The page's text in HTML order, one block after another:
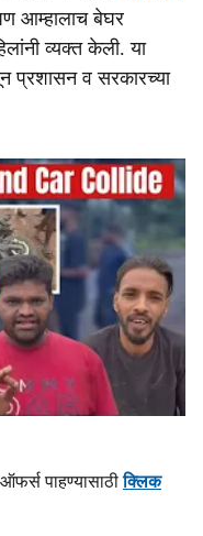
आम्हालाच बेघर
व्यक्त केली. या
प्रशासन व सरकारच्या
पाहण्यासाठीक्लिक